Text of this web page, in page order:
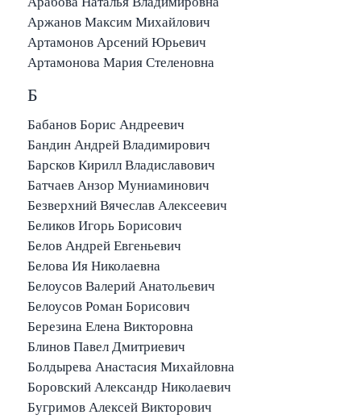
Аржанов Максим Михайлович
Артамонов Арсений Юрьевич
Артамонова Мария Стеленовна
Б
Бабанов Борис Андреевич
Бандин Андрей Владимирович
Барсков Кирилл Владиславович
Батчаев Анзор Муниаминович
Безверхний Вячеслав Алексеевич
Беликов Игорь Борисович
Белов Андрей Евгеньевич
Белова Ия Николаевна
Белоусов Валерий Анатольевич
Белоусов Роман Борисович
Березина Елена Викторовна
Блинов Павел Дмитриевич
Болдырева Анастасия Михайловна
Боровский Александр Николаевич
Бугримов Алексей Викторович